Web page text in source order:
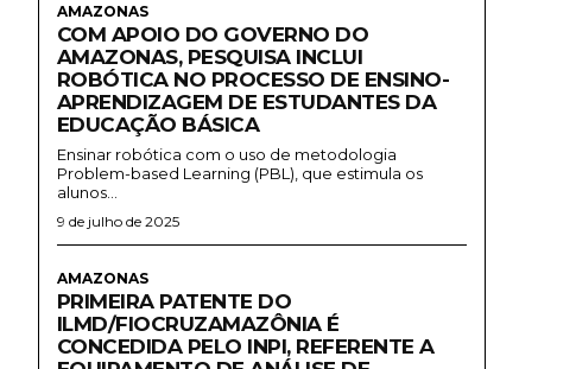
AMAZONAS
COM APOIO DO GOVERNO DO
AMAZONAS, PESQUISA INCLUI
ROBÓTICA NO PROCESSO DE ENSINO-
APRENDIZAGEM DE ESTUDANTES DA
EDUCAÇÃO BÁSICA
Ensinar robótica com o uso de metodologia
Problem-based Learning (PBL), que estimula os
alunos...
9 de julho de 2025
AMAZONAS
PRIMEIRA PATENTE DO
ILMD/FIOCRUZAMAZÔNIA É
CONCEDIDA PELO INPI, REFERENTE A